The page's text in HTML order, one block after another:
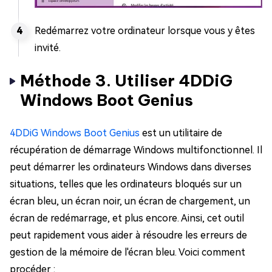
Redémarrez votre ordinateur lorsque vous y êtes
invité.
Méthode 3. Utiliser 4DDiG
Windows Boot Genius
4DDiG Windows Boot Genius est un utilitaire de
récupération de démarrage Windows multifonctionnel. Il
peut démarrer les ordinateurs Windows dans diverses
situations, telles que les ordinateurs bloqués sur un
écran bleu, un écran noir, un écran de chargement, un
écran de redémarrage, et plus encore. Ainsi, cet outil
peut rapidement vous aider à résoudre les erreurs de
gestion de la mémoire de l'écran bleu. Voici comment
procéder :